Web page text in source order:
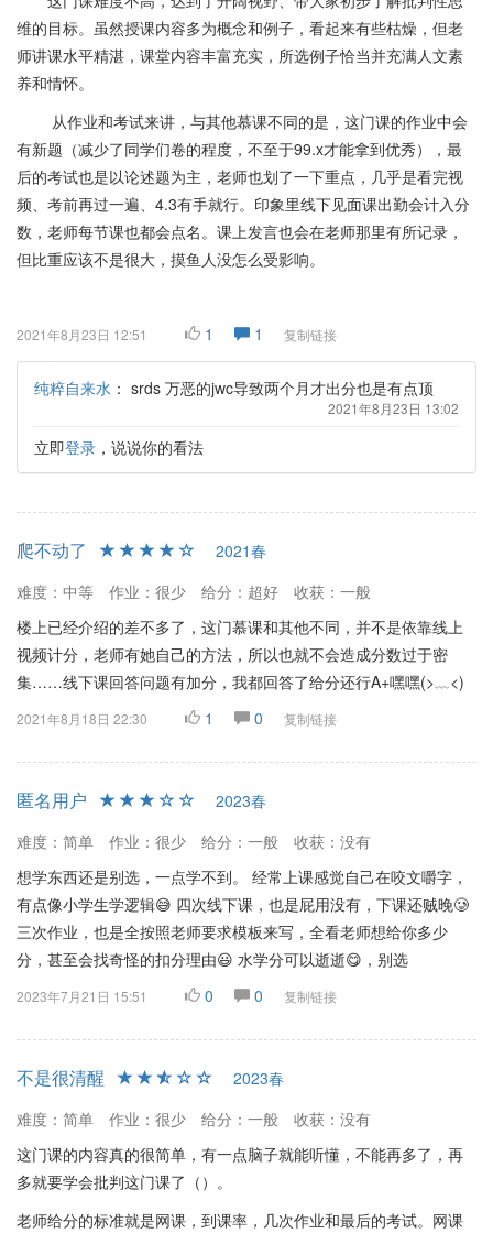
维的目标。虽然授课内容多为概念和例子，看起来有些枯燥，但老
师讲课水平精湛，课堂内容丰富充实，所选例子恰当并充满人文素
养和情怀。
从作业和考试来讲，与其他慕课不同的是，这门课的作业中会
有新题（减少了同学们卷的程度，不至于99.x才能拿到优秀），最
后的考试也是以论述题为主，老师也划了一下重点，几乎是看完视
频、考前再过一遍、4.3有手就行。印象里线下见面课出勤会计入分
数，老师每节课也都会点名。课上发言也会在老师那里有所记录，
但比重应该不是很大，摸鱼人没怎么受影响。
2021年8月23日 12:51 1 1 复制链接
纯粹自来水 ： srds 万恶的jwc导致两个月才出分也是有点顶
2021年8月23日 13:02
立即登录 ，说说你的看法
爬不动了
2021春
难度：中等
作业：很少 给分：超好
收获：一般
楼上已经介绍的差不多了，这门慕课和其他不同，并不是依靠线上
视频计分，老师有她自己的方法，所以也就不会造成分数过于密
集……线下课回答问题有加分，我都回答了给分还行A+嘿嘿(>﹏<)
2021年8月18日 22:30 1 0 复制链接
匿名用户
2023春
难度：简单
作业：很少 给分：一般
收获：没有
想学东西还是别选，一点学不到。 经常上课感觉自己在咬文嚼字，
有点像小学生学逻辑😅 四次线下课，也是屁用没有，下课还贼晚🥲
三次作业，也是全按照老师要求模板来写，全看老师想给你多少
分，甚至会找奇怪的扣分理由😃 水学分可以逝逝😋，别选
2023年7月21日 15:51 0 0 复制链接
不是很清醒
2023春
难度：简单
作业：很少 给分：一般
收获：没有
这门课的内容真的很简单，有一点脑子就能听懂，不能再多了，再
多就要学会批判这门课了（）。
老师给分的标准就是网课，到课率，几次作业和最后的考试。网课